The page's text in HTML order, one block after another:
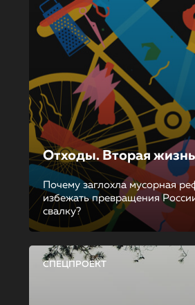
Отходы. Вторая жизнь
Почему заглохла мусорная
избежать превращения
свалку?
СПЕЦПРОЕКТ